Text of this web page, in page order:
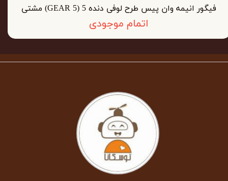
فیگور انیمه وان پیس طرح لوفی دنده 5 (GEAR 5) مشتی
اتمام موجودی